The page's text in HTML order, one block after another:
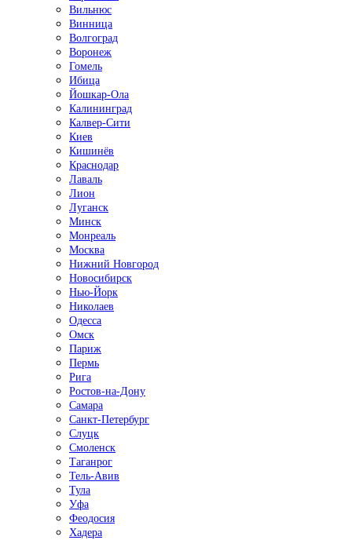
Вильнюс
Винница
Волгоград
Воронеж
Гомель
Ибица
Йошкар-Ола
Калининград
Калвер-Сити
Киев
Кишинёв
Краснодар
Лаваль
Лион
Луганск
Минск
Монреаль
Москва
Нижний Новгород
Новосибирск
Нью-Йорк
Николаев
Одесса
Омск
Париж
Пермь
Рига
Ростов-на-Дону
Самара
Санкт-Петербург
Слуцк
Смоленск
Таганрог
Тель-Авив
Тула
Уфа
Феодосия
Хадера